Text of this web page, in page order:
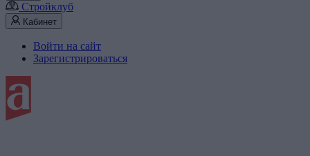
Стройклуб
Кабинет
Войти на сайт
Зарегистрироваться